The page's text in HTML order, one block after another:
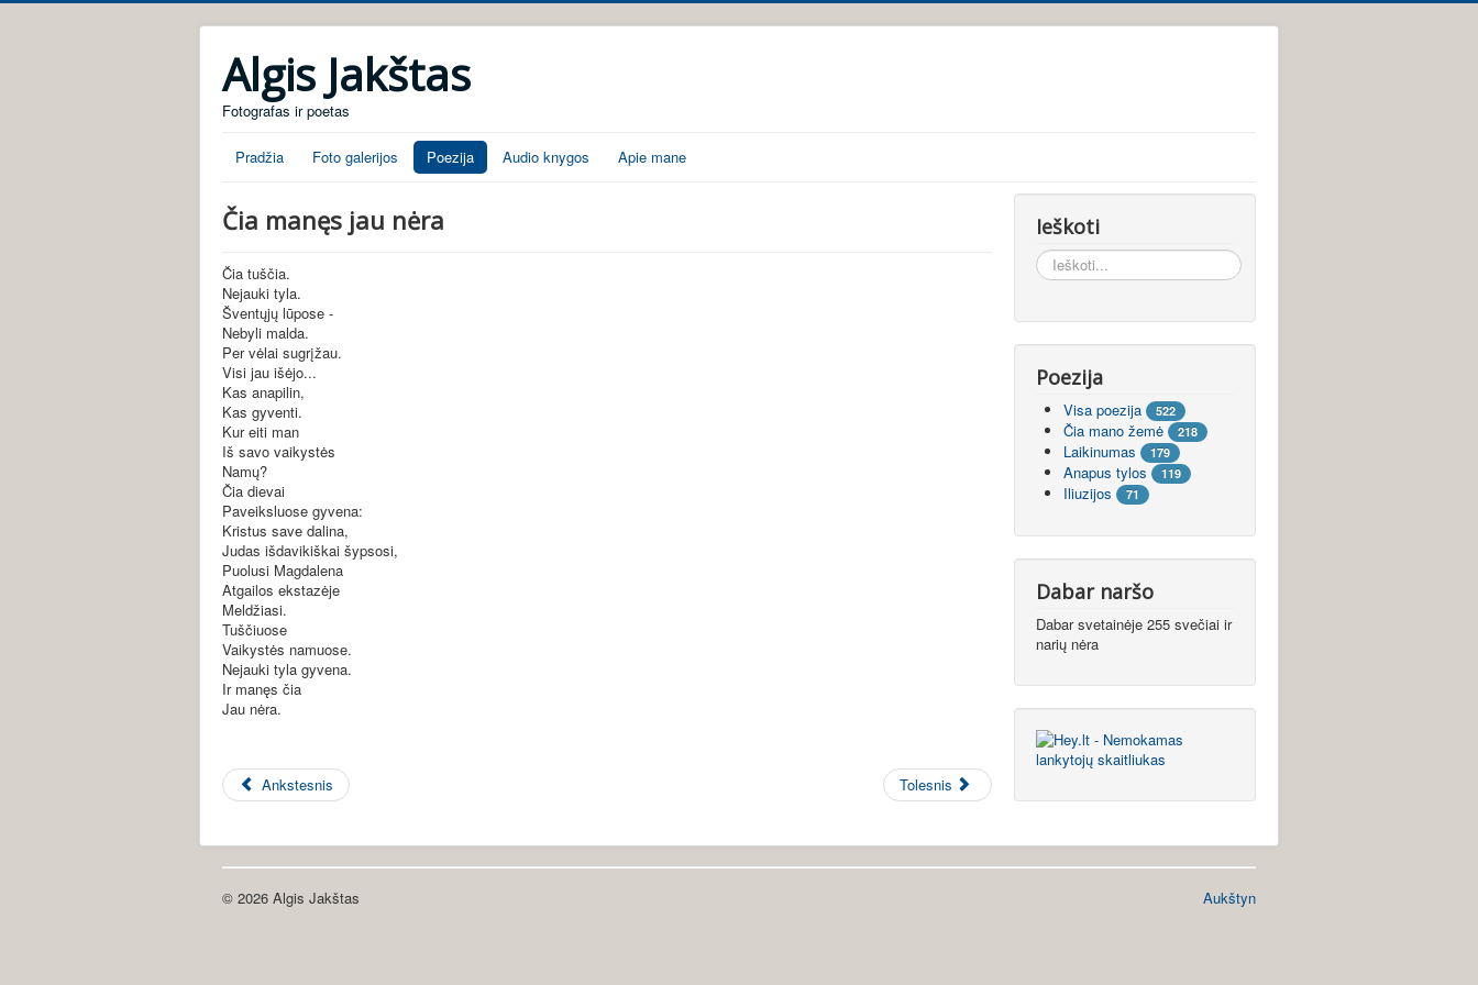
Algis Jakštas
Fotografas ir poetas
Pradžia Foto galerijos Poezija Audio knygos Apie mane
Čia manęs jau nėra
Čia tuščia.
Nejauki tyla.
Šventųjų lūpose -
Nebyli malda.
Per vėlai sugrįžau.
Visi jau išėjo...
Kas anapilin,
Kas gyventi.
Kur eiti man
Iš savo vaikystės
Namų?
Čia dievai
Paveiksluose gyvena:
Kristus save dalina,
Judas išdavikiškai šypsosi,
Puolusi Magdalena
Atgailos ekstazėje
Meldžiasi.
Tuščiuose
Vaikystės namuose.
Nejauki tyla gyvena.
Ir manęs čia
Jau nėra.
Ankstesnis Tolesnis
Ieškoti
Ieškoti...
Poezija
Visa poezija 522
Čia mano žemė 218
Laikinumas 179
Anapus tylos 119
Iliuzijos 71
Dabar naršo
Dabar svetainėje 255 svečiai ir
narių nėra
Aukštyn
© 2026 Algis Jakštas